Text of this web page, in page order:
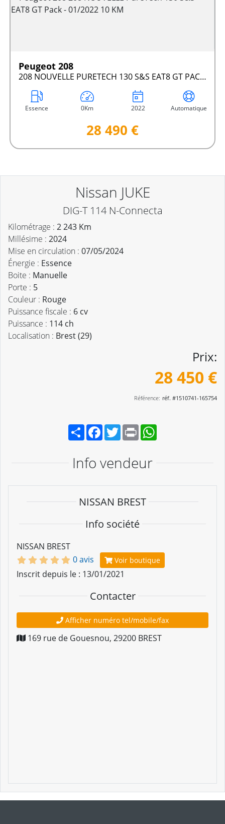
Peugeot 208
208 NOUVELLE PURETECH 130 S&S EAT8 GT PACK - 01/2022 10 KM
Essence 0Km 2022 Automatique
28 490 €
Nissan JUKE
DIG-T 114 N-Connecta
Kilométrage : 2 243 Km
Millésime : 2024
Mise en circulation : 07/05/2024
Énergie : Essence
Boite : Manuelle
Porte : 5
Couleur : Rouge
Puissance fiscale : 6 cv
Puissance : 114 ch
Localisation : Brest (29)
Prix:
28 450 €
Référence: réf. #1510741-165754
PartagerFacebook
TwitterPrint
Info vendeur
NISSAN BREST
Info société
NISSAN BREST
0 avis
Voir boutique
Inscrit depuis le : 13/01/2021
Contacter
Afficher numéro tel/mobile/fax
169 rue de Gouesnou, 29200 BREST